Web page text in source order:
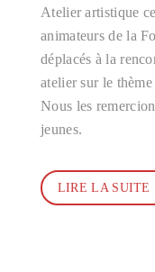
Atelier artistique
animateurs de la
déplacés à la
atelier sur le
Nous les
jeunes.
LIRE LA SUITE